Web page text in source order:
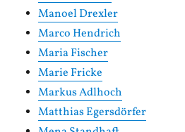
Manoel Drexler
Marco Hendrich
Maria Fischer
Marie Fricke
Markus Adlhoch
Matthias Egersdörfer